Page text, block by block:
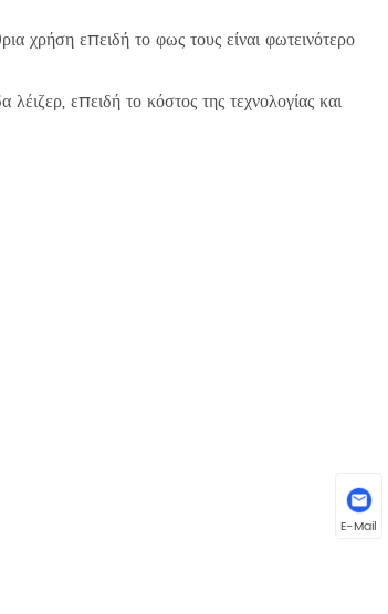
χρήση επειδή το φως τους είναι φωτεινότερο
επειδή το κόστος της τεχνολογίας και
E-Mail